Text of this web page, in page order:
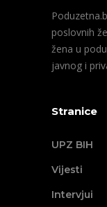
poslovnih
žena u
javnog i
Stranice
UPZ BIH
Vijesti
Intervjui